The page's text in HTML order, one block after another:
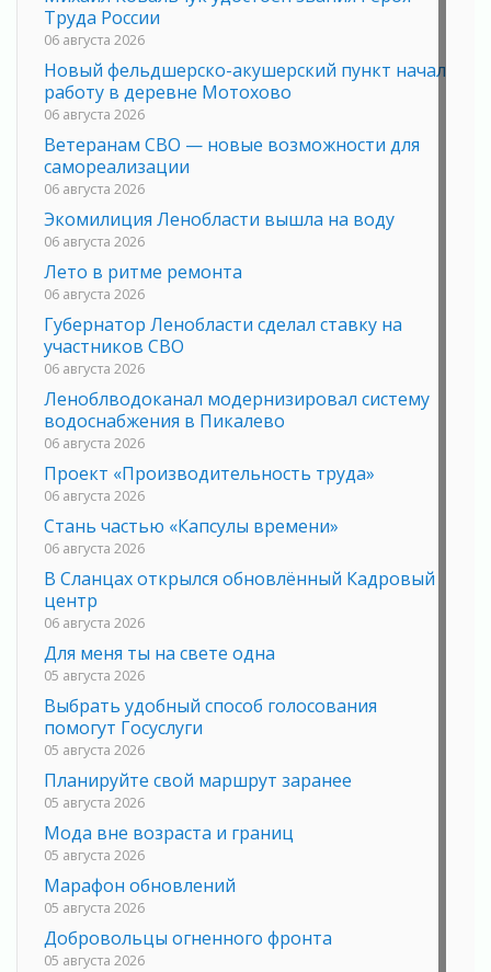
Труда России
06 августа 2026
Новый фельдшерско-акушерский пункт начал
работу в деревне Мотохово
06 августа 2026
Ветеранам СВО — новые возможности для
самореализации
06 августа 2026
Экомилиция Ленобласти вышла на воду
06 августа 2026
Лето в ритме ремонта
06 августа 2026
Губернатор Ленобласти сделал ставку на
участников СВО
06 августа 2026
Леноблводоканал модернизировал систему
водоснабжения в Пикалево
06 августа 2026
Проект «Производительность труда»
06 августа 2026
Стань частью «Капсулы времени»
06 августа 2026
В Сланцах открылся обновлённый Кадровый
центр
06 августа 2026
Для меня ты на свете одна
05 августа 2026
Выбрать удобный способ голосования
помогут Госуслуги
05 августа 2026
Планируйте свой маршрут заранее
05 августа 2026
Мода вне возраста и границ
05 августа 2026
Марафон обновлений
05 августа 2026
Добровольцы огненного фронта
05 августа 2026